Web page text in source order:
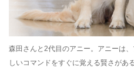
森田さんと2代目のアニー。アニーは
しいコマンドをすぐに覚える賢さがある